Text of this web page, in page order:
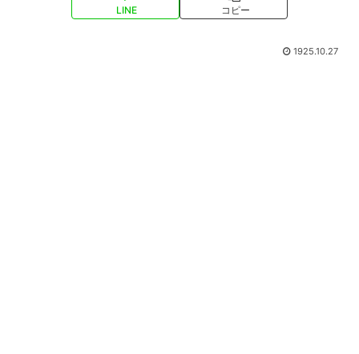
LINE コピー
1925.10.27